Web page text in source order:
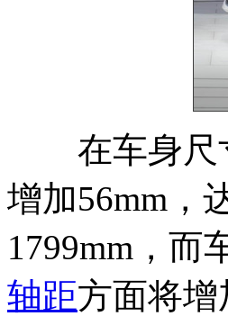
在车身尺
增加56mm，
1799mm，而
轴距方面将增